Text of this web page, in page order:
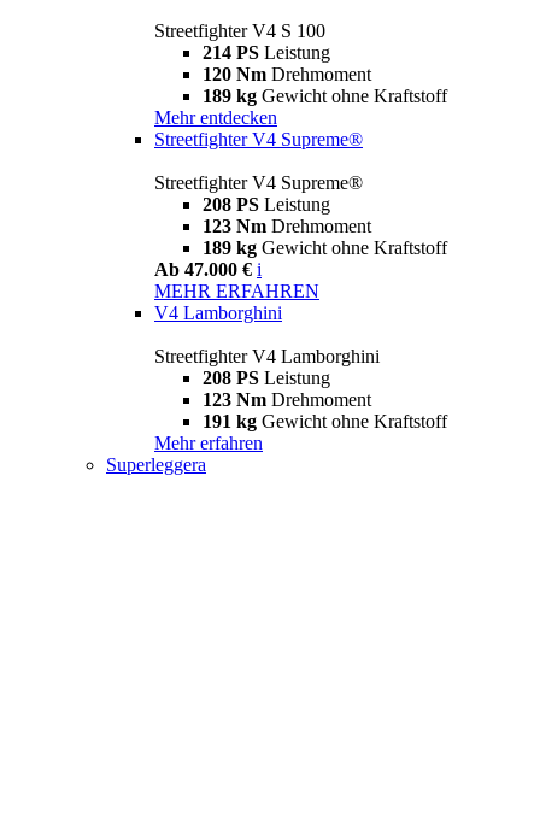
Streetfighter V4 S 100
214 PS Leistung
120 Nm Drehmoment
189 kg Gewicht ohne Kraftstoff
Mehr entdecken
Streetfighter V4 Supreme®
Streetfighter V4 Supreme®
208 PS Leistung
123 Nm Drehmoment
189 kg Gewicht ohne Kraftstoff
Ab 47.000 € i
MEHR ERFAHREN
V4 Lamborghini
Streetfighter V4 Lamborghini
208 PS Leistung
123 Nm Drehmoment
191 kg Gewicht ohne Kraftstoff
Mehr erfahren
Superleggera